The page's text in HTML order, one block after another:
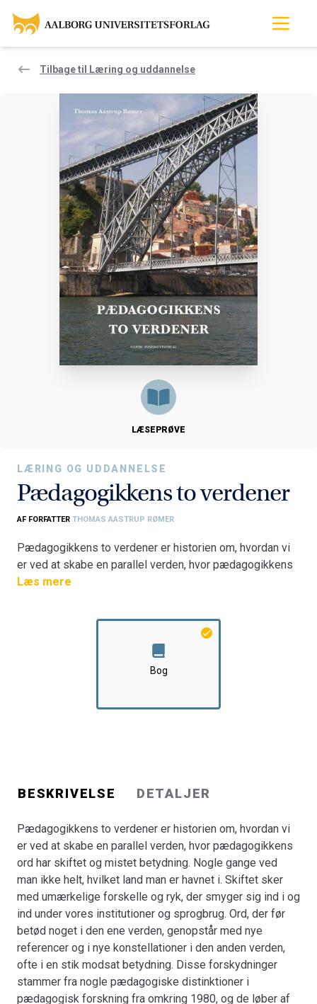
Tilbage til Læring og uddannelse
LÆSEPRØVE
LÆRING OG UDDANNELSE
Pædagogikkens to verdener
AF FORFATTER THOMAS AASTRUP RØMER
Pædagogikkens to verdener er historien om, hvordan vi
er ved at skabe en parallel verden, hvor pædagogikkens
ord har skiftet og mistet betydning. Nogle gange ved
med umærkelige forskelle og ryk, der smyger sig ind i og
ind under vores institutioner og sprogbrug. Ord, der før
betød noget i den ene verden, genopstår med nye
referencer og i nye konstellationer i den anden verden,
konkurrencestatsteori og pædagogik, og der er referater
af indlæg fra større konferencer om pædagogik og fra
centrale pædagogiske begreber som kundskaber,
disciplin, lærer, skole og dømmekraft, samt nylæsninger
af blandt andre Grundtvigs og John Deweys pædagogik.
Dele af bogen henvender sig mest til læsere med
interesse for pædagogisk forskning, men størstedelen
af bogen er skrevet for pædagogisk og kulturelt
interesserede i almindelighed.
Læs mere
Bog
BESKRIVELSE DETALJER
Pædagogikkens to verdener er historien om, hvordan vi
er ved at skabe en parallel verden, hvor pædagogikkens
ord har skiftet og mistet betydning. Nogle gange ved
man ikke helt, hvilket land man er havnet i. Skiftet sker
med umærkelige forskelle og ryk, der smyger sig ind i og
ind under vores institutioner og sprogbrug. Ord, der før
betød noget i den ene verden, genopstår med nye
referencer og i nye konstellationer i den anden verden,
ofte i en stik modsat betydning. Disse forskydninger
stammer fra nogle pædagogiske distinktioner i
pædagogisk forskning fra omkring 1980, og de løber af